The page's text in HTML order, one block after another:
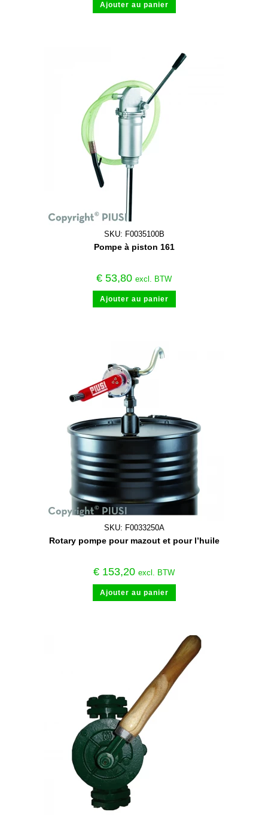
Ajouter au panier
SKU: F0035100B
Pompe à piston 161
€ 53,80 excl. BTW
Ajouter au panier
SKU: F0033250A
Rotary pompe pour mazout et pour l’huile
€ 153,20 excl. BTW
Ajouter au panier